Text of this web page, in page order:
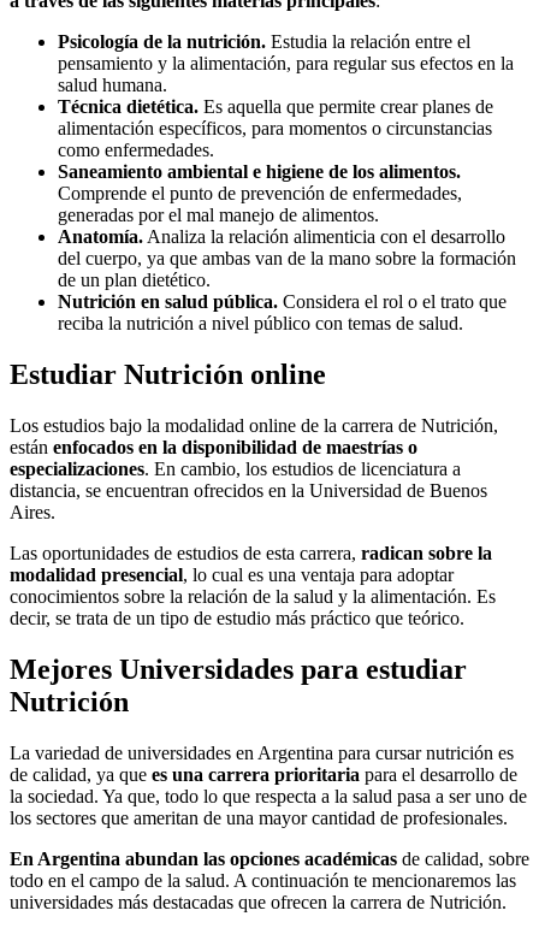
Psicología de la nutrición. Estudia la relación entre el
pensamiento y la alimentación, para regular sus efectos en la
salud humana.
Técnica dietética. Es aquella que permite crear planes de
alimentación específicos, para momentos o circunstancias
como enfermedades.
Saneamiento ambiental e higiene de los alimentos.
Comprende el punto de prevención de enfermedades,
generadas por el mal manejo de alimentos.
Anatomía. Analiza la relación alimenticia con el desarrollo
del cuerpo, ya que ambas van de la mano sobre la formación
de un plan dietético.
Nutrición en salud pública. Considera el rol o el trato que
reciba la nutrición a nivel público con temas de salud.
Estudiar Nutrición online
Los estudios bajo la modalidad online de la carrera de Nutrición,
están enfocados en la disponibilidad de maestrías o
especializaciones. En cambio, los estudios de licenciatura a
distancia, se encuentran ofrecidos en la Universidad de Buenos
Aires.
Las oportunidades de estudios de esta carrera, radican sobre la
modalidad presencial, lo cual es una ventaja para adoptar
conocimientos sobre la relación de la salud y la alimentación. Es
decir, se trata de un tipo de estudio más práctico que teórico.
Mejores Universidades para estudiar
Nutrición
La variedad de universidades en Argentina para cursar nutrición es
de calidad, ya que es una carrera prioritaria para el desarrollo de
la sociedad. Ya que, todo lo que respecta a la salud pasa a ser uno de
los sectores que ameritan de una mayor cantidad de profesionales.
En Argentina abundan las opciones académicas de calidad, sobre
todo en el campo de la salud. A continuación te mencionaremos las
universidades más destacadas que ofrecen la carrera de Nutrición.